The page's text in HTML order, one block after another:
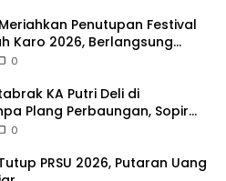
Penutupan Festival
Karo 2026, Berlangsung
Pengamanan Gabungan
0
KA Putri Deli di
Plang Perbaungan, Sopir
0
PRSU 2026, Putaran Uang